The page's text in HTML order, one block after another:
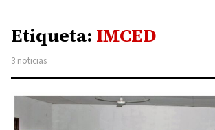
Etiqueta: IMCED
3 noticias